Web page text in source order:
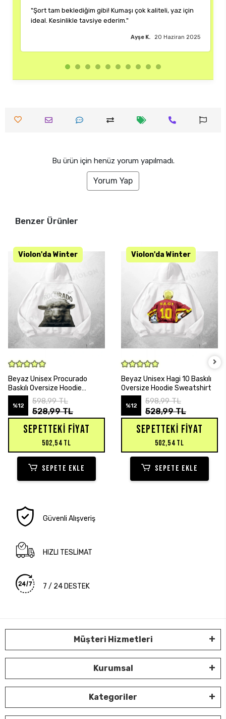
"Şort tam beklediğim gibi! Kumaşı çok kaliteli, yaz için
ideal. Kesinlikle tavsiye ederim."
Ayşe K. 20 Haziran 2025
Bu ürün için henüz yorum yapılmadı.
Yorum Yap
Benzer Ürünler
Beyaz Unisex Procurado
Baskılı Oversize Hoodie
Sweatshirt
%12
598,99 TL
528,99 TL
SEPETTEKI FIYAT
502,54 TL
SEPETE EKLE
Beyaz Unisex Hagi 10 Baskılı
Oversize Hoodie Sweatshirt
%12
598,99 TL
528,99 TL
SEPETTEKI FIYAT
502,54 TL
SEPETE EKLE
Güvenli Alışveriş
HIZLI TESLİMAT
7 / 24 DESTEK
Müşteri Hizmetleri
Kurumsal
Kategoriler